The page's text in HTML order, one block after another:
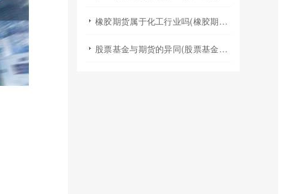
橡胶期货属于化工行业吗(橡胶期货的发展前景)
股票基金与期货的异同(股票基金与期货的异同点有哪些)